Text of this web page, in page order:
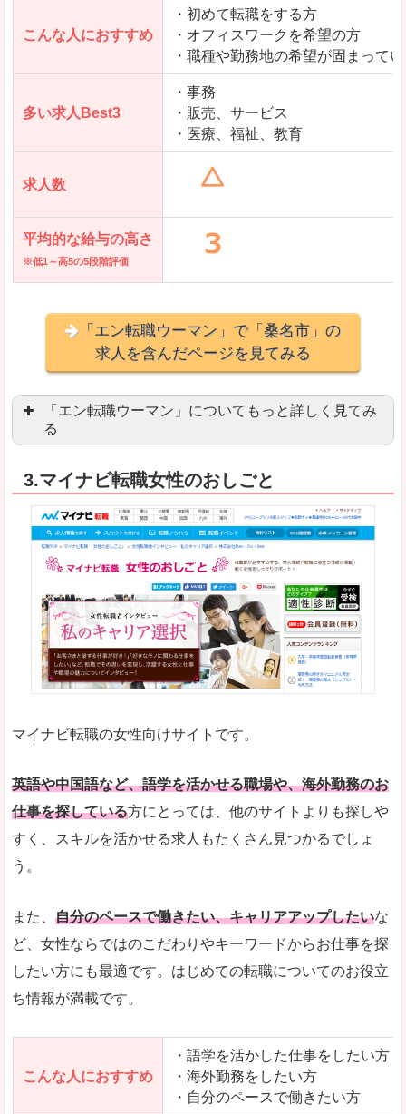
「とらばーゆ」で「桑名市」の
求人を含んだページを見てみる
こんな人におすすめ
・初めて転職をする方
・オフィスワークを希望の方
・職種や勤務地の希望が固まって
多い求人Best3
・事務
・販売、サービス
・医療、福祉、教育
求人数
平均的な給与の高さ
※低1～高5の5段階評価
「エン転職ウーマン」で「桑名市」の
求人を含んだページを見てみる
「エン転職ウーマン」についてもっと詳しく見てみ
る
良いところ
職種や勤務地など、すでに次のお仕事がイメージ
転職Q＆Aやノウハウが豊富なうえ、面接サポー
悪いところ
求人の掲載数が少ないです。
TOPページからこだわりや条件などをクイックに
はじめての転職や、転職活動において不安や心配
自分でうまく仕事を探せなくても、会員登録をす
人気度 「エン転職」全体として、会員数がとても多い印
多少検索しづらいのですが、掲載情報はパッと目
「エン転職ウーマン」で「桑名市」の
3.マイナビ転職女性のおしごと
マイナビ転職の女性向けサイトです。
英語や中国語など、語学を活かせる職場や、海外勤務のお
仕事を探している方にとっては、他のサイトよりも探しや
すく、スキルを活かせる求人もたくさん見つかるでしょ
う。
また、 自分のペースで働きたい、キャリアアップしたいな
ど、女性ならではのこだわりやキーワードからお仕事を探
したい方にも最適です。はじめての転職についてのお役立
ち情報が満載です。
こんな人におすすめ
・語学を活かした仕事をしたい方
・海外勤務をしたい方
・自分のペースで働きたい方